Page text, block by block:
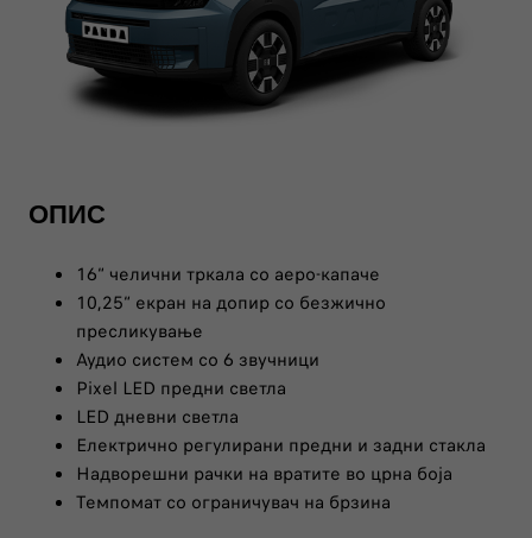
ОПИС
16“ челични тркала со аеро-капаче
10,25“ екран на допир со безжично
пресликување
Аудио систем со 6 звучници
Pixel LED предни светла
LED дневни светла
Електрично регулирани предни и задни стакла
Надворешни рачки на вратите во црна боја
Темпомат со ограничувач на брзина